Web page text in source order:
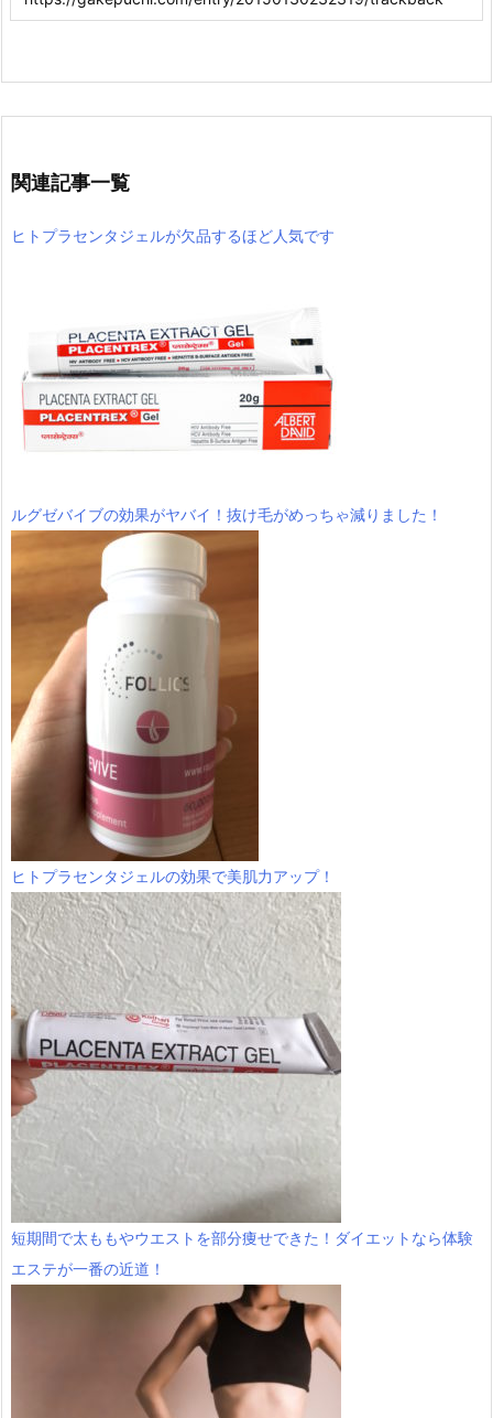
関連記事一覧
ヒトプラセンタジェルが欠品するほど人気です
ルグゼバイブの効果がヤバイ！抜け毛がめっちゃ減りました！
ヒトプラセンタジェルの効果で美肌力アップ！
短期間で太ももやウエストを部分痩せできた！ダイエットなら体験
エステが一番の近道！